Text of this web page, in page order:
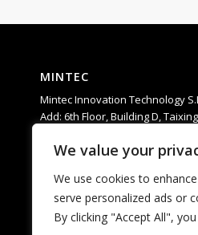
We value your
We use cookies to
serve personalized ads or
By clicking "Accept All",
MINTEC
Mintec Innovation Technology
Add: 6th Floor, Building D,
District, Shenzhen，China.
Correo electrónico:
matti.chan@mintecinno.com
vincent@mintecinno.com